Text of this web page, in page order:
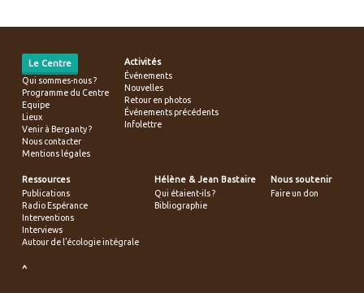
Le Centre
Qui sommes-nous ?
Programme du Centre
Equipe
Lieux
Venir à Berganty ?
Nous contacter
Mentions légales
Activités
Événements
Nouvelles
Retour en photos
Événements précédents
Infolettre
Ressources
Publications
Radio Espérance
Interventions
Interviews
Autour de l’écologie intégrale
Hélène & Jean Bastaire
Qui étaient-ils ?
Bibliographie
Nous soutenir
Faire un don
^